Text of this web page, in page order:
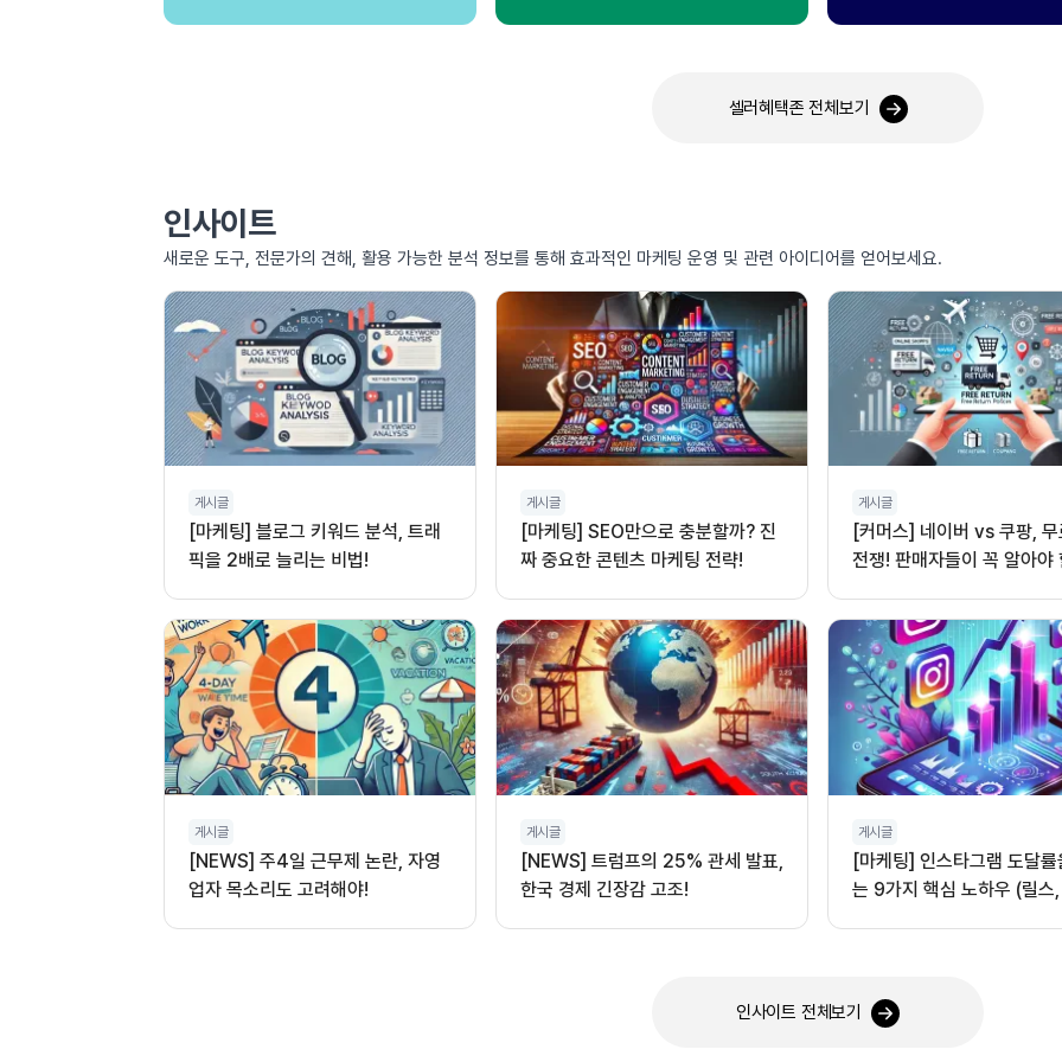
셀러혜택존 전체보기
인사이트
새로운 도구, 전문가의 견해, 활용 가능한 분석 정보를 통해 효과적인 마케팅 운영 및 관련 아이디어를 얻어보세요.
게시글
[마케팅] 블로그 키워드 분석, 트래
픽을 2배로 늘리는 비법!
게시글
[마케팅] SEO만으로 충분할까? 진
짜 중요한 콘텐츠 마케팅 전략!
게시글
[커머스] 네이버 vs 쿠팡,
전쟁! 판매자들이 꼭 알아야
게시글
[NEWS] 주4일 근무제 논란, 자영
업자 목소리도 고려해야!
게시글
[NEWS] 트럼프의 25% 관세 발표,
한국 경제 긴장감 고조!
게시글
[마케팅] 인스타그램 도달률
는 9가지 핵심 노하우 (릴스
인사이트 전체보기